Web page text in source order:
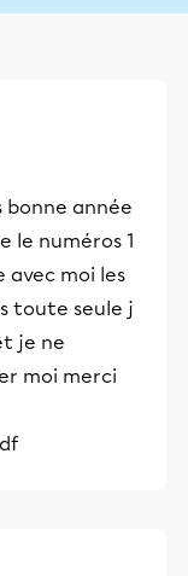
année
le numéros 1
avec moi les
toute seule j
je ne
moi merci